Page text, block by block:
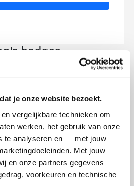
je onze website bezoekt.
vergelijkbare technieken om
werken, het gebruik van onze
te analyseren en — met jouw
Met jouw
en onze partners gegevens
voorkeuren en technische
badges